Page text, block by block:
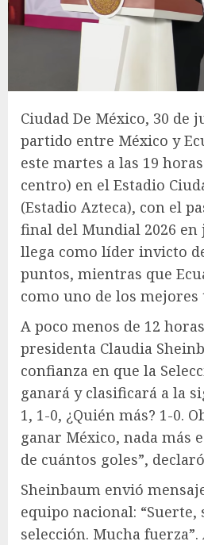
Ciudad De México, 30 de
partido entre México y
este martes a las 19
centro) en el Estadio
(Estadio Azteca), con el
final del Mundial 2026 en
llega como líder invicto
puntos, mientras que
como uno de los mejores
A poco menos de 12
presidenta Claudia
confianza en que la
ganará y clasificará a la
1, 1-0, ¿Quién más? 1-0.
ganar México, nada más
de cuántos goles”,
Sheinbaum envió
equipo nacional: “Suerte,
selección. Mucha